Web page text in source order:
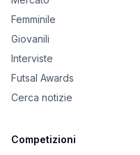
Femminile
Giovanili
Interviste
Futsal Awards
Cerca notizie
Competizioni